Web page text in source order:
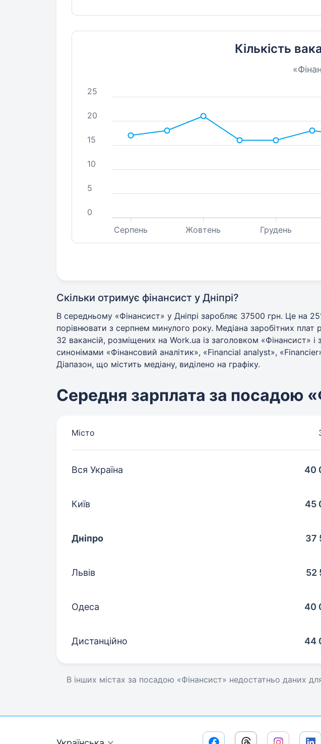
Кількість
Серпень Жовтень Грудень
0
5
10
15
20
25
Скільки отримує фінансист у Дніпрі?
В середньому «Фінансист» у Дніпрі заробляє 37500 грн. Це на
порівнювати з серпнем минулого року. Медіана заробітних плат
32 вакансій, розміщених на Work.ua із заголовком «Фінансист»
синонімами «Фінансовий аналітик», «Financial analyst», «Financier»
Діапазон, що містить медіану, виділено на графіку.
Середня зарплата за посадою
Місто
Вся Україна 40
Київ 45
Дніпро 37
Львів 52
Одеса 40
Дистанційно 44
В інших містах за посадою «Фінансист» недостатньо даних